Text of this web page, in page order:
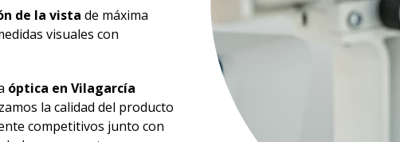
de la vista de máxima
visuales con
óptica en Vilagarcía
la calidad del producto
competitivos junto con